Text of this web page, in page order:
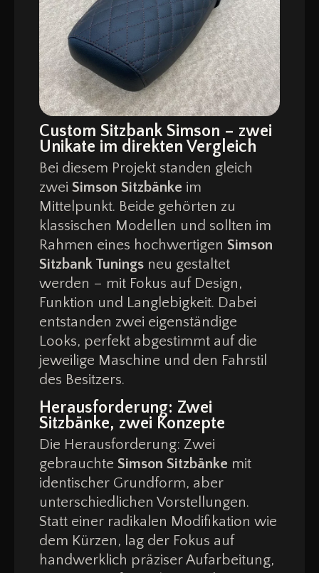
Custom Sitzbank Simson – zwei
Unikate im direkten Vergleich
Bei diesem Projekt standen gleich
zwei Simson Sitzbänke im
Mittelpunkt. Beide gehörten zu
klassischen Modellen und sollten im
Rahmen eines hochwertigen Simson
Sitzbank Tuningsneu gestaltet
werden – mit Fokus auf Design,
Funktion und Langlebigkeit. Dabei
entstanden zwei eigenständige
Looks, perfekt abgestimmt auf die
jeweilige Maschine und den Fahrstil
des Besitzers.
Herausforderung: Zwei
Sitzbänke, zwei Konzepte
Die Herausforderung: Zwei
gebrauchte Simson Sitzbänke mit
identischer Grundform, aber
unterschiedlichen Vorstellungen.
Statt einer radikalen Modifikation wie
dem Kürzen, lag der Fokus auf
handwerklich präziser Aufarbeitung,